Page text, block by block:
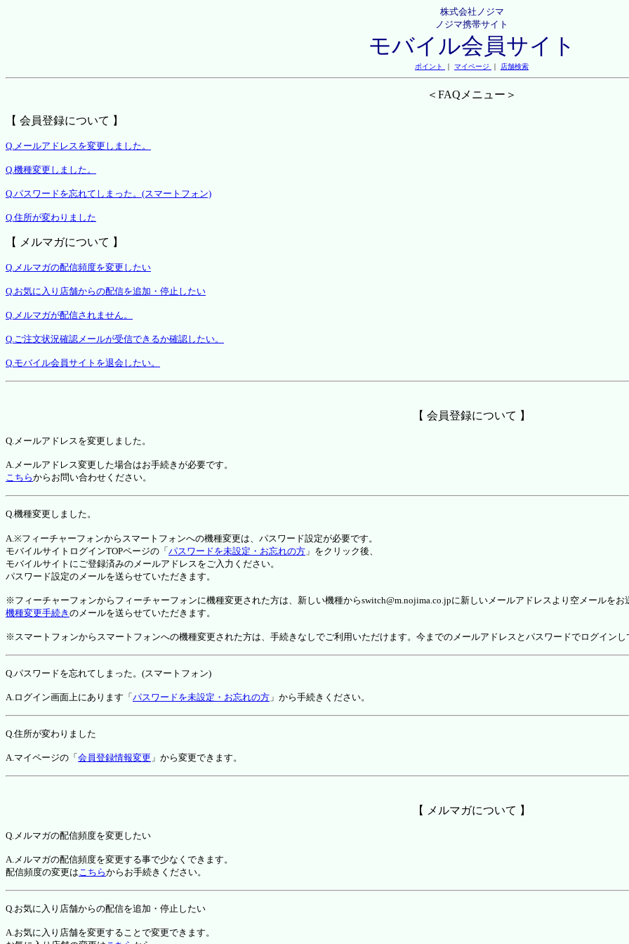
株式会社ノジマ
ノジマ携帯サイト
モバイル会員サイト
ポイント ｜ マイページ ｜ 店舗検索
＜FAQメニュー＞
【 会員登録について 】
Q.メールアドレスを変更しました。
Q.機種変更しました。
Q.パスワードを忘れてしまった。(スマートフォン)
Q.住所が変わりました
【 メルマガについて 】
Q.メルマガの配信頻度を変更したい
Q.お気に入り店舗からの配信を追加・停止したい
Q.メルマガが配信されません。
Q.ご注文状況確認メールが受信できるか確認したい。
Q.モバイル会員サイトを退会したい。
【 会員登録について 】
Q.メールアドレスを変更しました。
A.メールアドレス変更した場合はお手続きが必要です。
こちらからお問い合わせください。
Q.機種変更しました。
A.※フィーチャーフォンからスマートフォンへの機種変更は、パスワード設定が必要です。
モバイルサイトログインTOPページの「 パスワードを未設定・お忘れの方 」をクリック後、
モバイルサイトにご登録済みのメールアドレスをご入力ください。
パスワード設定のメールを送らせていただきます。
※フィーチャーフォンからフィーチャーフォンに機種変更された方は、新しい機種からswitch@m.nojima.co.jpに新しいメールアドレスより空メールをお
機種変更手続き のメールを送らせていただきます。
※スマートフォンからスマートフォンへの機種変更された方は、手続きなしでご利用いただけます。今までのメールアドレスとパスワードでログインし
Q.パスワードを忘れてしまった。(スマートフォン)
A.ログイン画面上にあります「 パスワードを未設定・お忘れの方 」から手続きください。
Q.住所が変わりました
A.マイページの「 会員登録情報変更 」から変更できます。
【 メルマガについて 】
Q.メルマガの配信頻度を変更したい
A.メルマガの配信頻度を変更する事で少なくできます。
配信頻度の変更はこちらからお手続きください。
Q.お気に入り店舗からの配信を追加・停止したい
A.お気に入り店舗を変更することで変更できます。